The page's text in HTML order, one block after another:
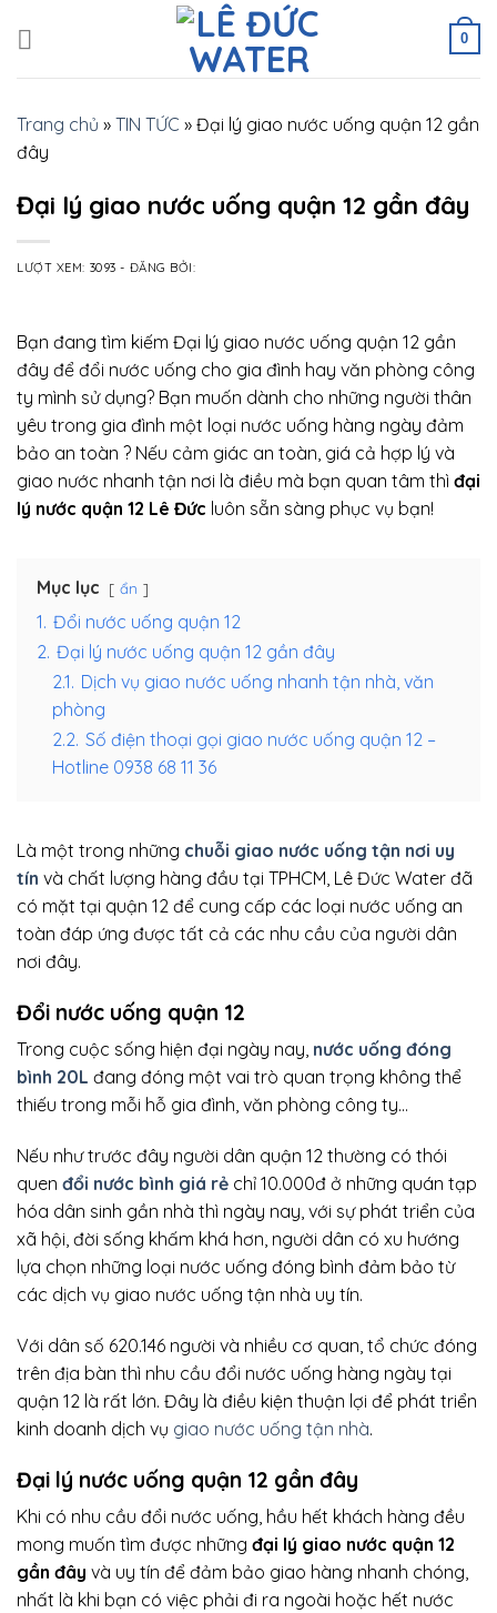
0
Trang chủ » TIN TỨC » Đại lý giao nước uống quận 12 gần
đây
Đại lý giao nước uống quận 12 gần đây
LƯỢT XEM: 3093 - ĐĂNG BỞI:
Bạn đang tìm kiếm Đại lý giao nước uống quận 12 gần
đây để đổi nước uống cho gia đình hay văn phòng công
ty mình sử dụng? Bạn muốn dành cho những người thân
yêu trong gia đình một loại nước uống hàng ngày đảm
bảo an toàn ? Nếu cảm giác an toàn, giá cả hợp lý và
giao nước nhanh tận nơi là điều mà bạn quan tâm thì đại
lý nước quận 12 Lê Đức luôn sẵn sàng phục vụ bạn!
Mục lục ẩn
1. Đổi nước uống quận 12
2. Đại lý nước uống quận 12 gần đây
2.1. Dịch vụ giao nước uống nhanh tận nhà, văn
phòng
2.2. Số điện thoại gọi giao nước uống quận 12 –
Hotline 0938 68 11 36
Là một trong những chuỗi giao nước uống tận nơi uy
tín và chất lượng hàng đầu tại TPHCM, Lê Đức Water đã
có mặt tại quận 12 để cung cấp các loại nước uống an
toàn đáp ứng được tất cả các nhu cầu của người dân
nơi đây.
Đổi nước uống quận 12
Trong cuộc sống hiện đại ngày nay, nước uống đóng
bình 20L đang đóng một vai trò quan trọng không thể
thiếu trong mỗi hỗ gia đình, văn phòng công ty…
Nếu như trước đây người dân quận 12 thường có thói
quen đổi nước bình giá rẻ chỉ 10.000đ ở những quán tạp
hóa dân sinh gần nhà thì ngày nay, với sự phát triển của
xã hội, đời sống khấm khá hơn, người dân có xu hướng
lựa chọn những loại nước uống đóng bình đảm bảo từ
các dịch vụ giao nước uống tận nhà uy tín.
Với dân số 620.146 người và nhiều cơ quan, tổ chức đóng
trên địa bàn thì nhu cầu đổi nước uống hàng ngày tại
quận 12 là rất lớn. Đây là điều kiện thuận lợi để phát triển
kinh doanh dịch vụ giao nước uống tận nhà.
Đại lý nước uống quận 12 gần đây
Khi có nhu cầu đổi nước uống, hầu hết khách hàng đều
mong muốn tìm được những đại lý giao nước quận 12
gần đây và uy tín để đảm bảo giao hàng nhanh chóng,
nhất là khi bạn có việc phải đi ra ngoài hoặc hết nước